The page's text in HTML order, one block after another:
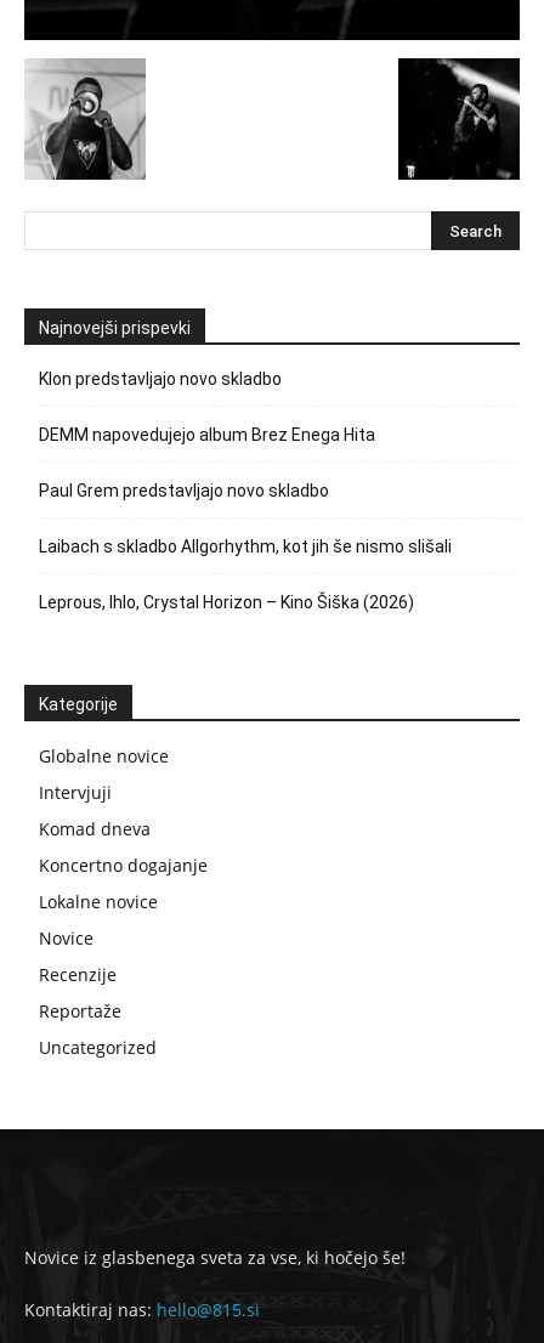
Najnovejši prispevki
Klon predstavljajo novo skladbo
DEMM napovedujejo album Brez Enega Hita
Paul Grem predstavljajo novo skladbo
Laibach s skladbo Allgorhythm, kot jih še nismo slišali
Leprous, Ihlo, Crystal Horizon – Kino Šiška (2026)
Kategorije
Globalne novice
Intervjuji
Komad dneva
Koncertno dogajanje
Lokalne novice
Novice
Recenzije
Reportaže
Uncategorized
Novice iz glasbenega sveta za vse, ki hočejo še!
Kontaktiraj nas: hello@815.si